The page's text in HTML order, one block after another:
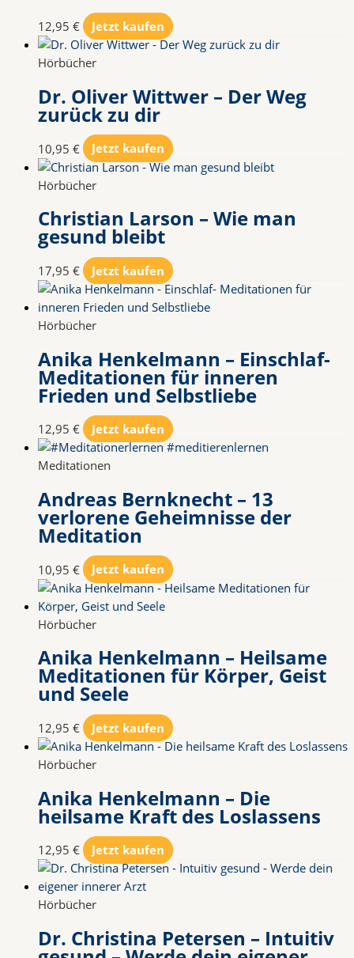
12,95 € Jetzt kaufen
Hörbücher
Dr. Oliver Wittwer – Der Weg
zurück zu dir
10,95 € Jetzt kaufen
Hörbücher
Christian Larson – Wie man
gesund bleibt
17,95 € Jetzt kaufen
Hörbücher
Anika Henkelmann – Einschlaf-
Meditationen für inneren
Frieden und Selbstliebe
12,95 € Jetzt kaufen
Meditationen
Andreas Bernknecht – 13
verlorene Geheimnisse der
Meditation
10,95 € Jetzt kaufen
Hörbücher
Anika Henkelmann – Heilsame
Meditationen für Körper, Geist
und Seele
12,95 € Jetzt kaufen
Hörbücher
Anika Henkelmann – Die
heilsame Kraft des Loslassens
12,95 € Jetzt kaufen
Hörbücher
Dr. Christina Petersen – Intuitiv